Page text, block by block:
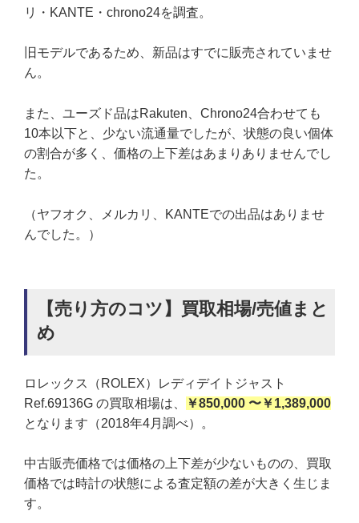
リ・KANTE・chrono24を調査。
旧モデルであるため、新品はすでに販売されていませ
ん。
また、ユーズド品はRakuten、Chrono24合わせても
10本以下と、少ない流通量でしたが、状態の良い個体
の割合が多く、価格の上下差はあまりありませんでし
た。
（ヤフオク、メルカリ、KANTEでの出品はありませ
んでした。）
【売り方のコツ】買取相場/売値まと
め
ロレックス（ROLEX）レディデイトジャスト
Ref.69136G の買取相場は、
￥850,000 〜￥1,389,000
となります（2018年4月調べ）。
中古販売価格では価格の上下差が少ないものの、買取
価格では時計の状態による査定額の差が大きく生じま
す。